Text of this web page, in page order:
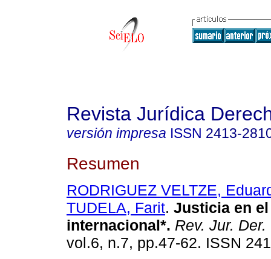
Revista Jurídica
versión impresa ISSN 2413-
Resumen
RODRIGUEZ VELTZE,
TUDELA, Farit. Justicia en
internacional*. Rev. Jur. Der.
vol.6, n.7, pp.47-62. ISSN